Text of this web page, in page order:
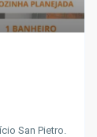
San Pietro.